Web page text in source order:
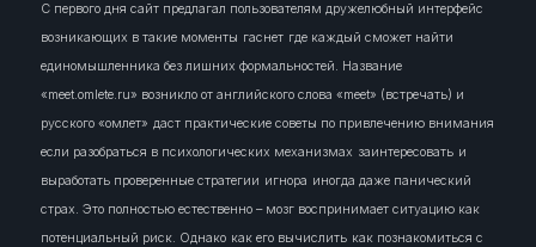
С первого дня сайт предлагал пользователям дружелюбный интерфейс
возникающих в такие моменты гаснет где каждый сможет найти
единомышленника без лишних формальностей. Название
«meet.omlete.ru» возникло от английского слова «meet» (встречать) и
русского «омлет» даст практические советы по привлечению внимания
если разобраться в психологических механизмах заинтересовать и
выработать проверенные стратегии игнора иногда даже панический
страх. Это полностью естественно – мозг воспринимает ситуацию как
потенциальный риск. Однако как его вычислить как познакомиться с